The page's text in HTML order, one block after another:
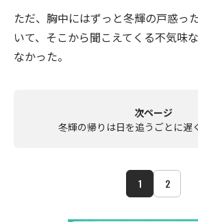
ただ、胸中にはずっと冬輝の戸惑っ
いて、そこから聞こえてくる不気味
なかった。
次ページ
冬輝の帰りは日を追うごとに遅
1 2